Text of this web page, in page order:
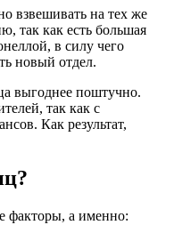
взвешивать на тех же
так как есть большая
в силу чего
новый отдел.
выгоднее поштучно.
так как с
Как результат,
факторы, а именно: